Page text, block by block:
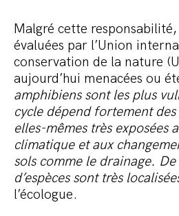
Malgré cette responsabilité,
évaluées par l’Union
conservation de la nature
aujourd’hui menacées ou
amphibiens sont les plus
cycle dépend fortement
elles-mêmes très exposées
climatique et aux
sols comme le drainage.
d’espèces sont très
l’écologue.